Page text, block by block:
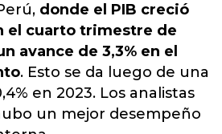
donde el PIB creció
el cuarto trimestre de
avance de 3,3% en el
. Esto se da luego de una
en 2023. Los analistas
un mejor desempeño